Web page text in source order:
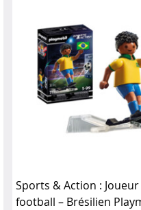
Sports & Action :
football – Brésilien